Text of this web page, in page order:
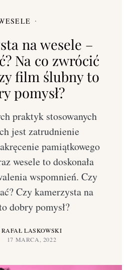
na wesele –
Na co zwrócić
film ślubny to
pomysł?
praktyk stosowanych
jest zatrudnienie
pamiątkowego
wesele to doskonała
wspomnień. Czy
Czy kamerzysta na
dobry pomysł?
RAFAŁ LASKOWSKI
17 MARCA, 2022